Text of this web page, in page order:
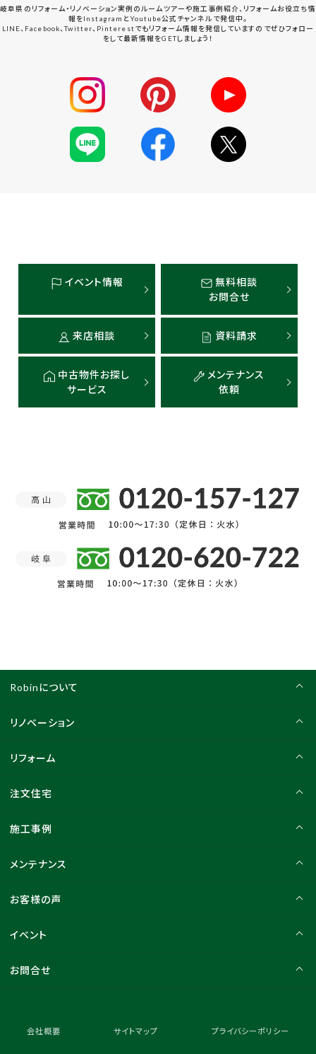
岐阜県のリフォーム・リノベーション実例のルームツアーや施工事例紹介、リフォームお役立ち情
報をInstagramとYoutube公式チャンネルで発信中。
LINE、Facebook、Twitter、Pinterestでもリフォーム情報を発信していますのでぜひフォロー
をして最新情報をGETしましょう！
イベント情報
無料相談
お問合せ
来店相談 資料請求
中古物件お探し
サービス
メンテナンス
依頼
Robinについて
リノベーション
リフォーム
注文住宅
施工事例
メンテナンス
お客様の声
イベント
お問合せ
会社概要 サイトマップ プライバシーポリシー